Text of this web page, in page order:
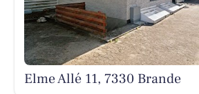
Elme Allé 11, 7330 Brande